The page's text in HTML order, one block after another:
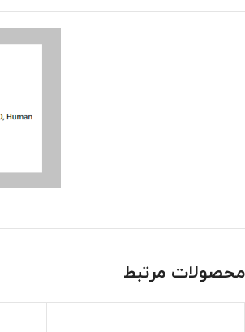
محصولات مرتبط